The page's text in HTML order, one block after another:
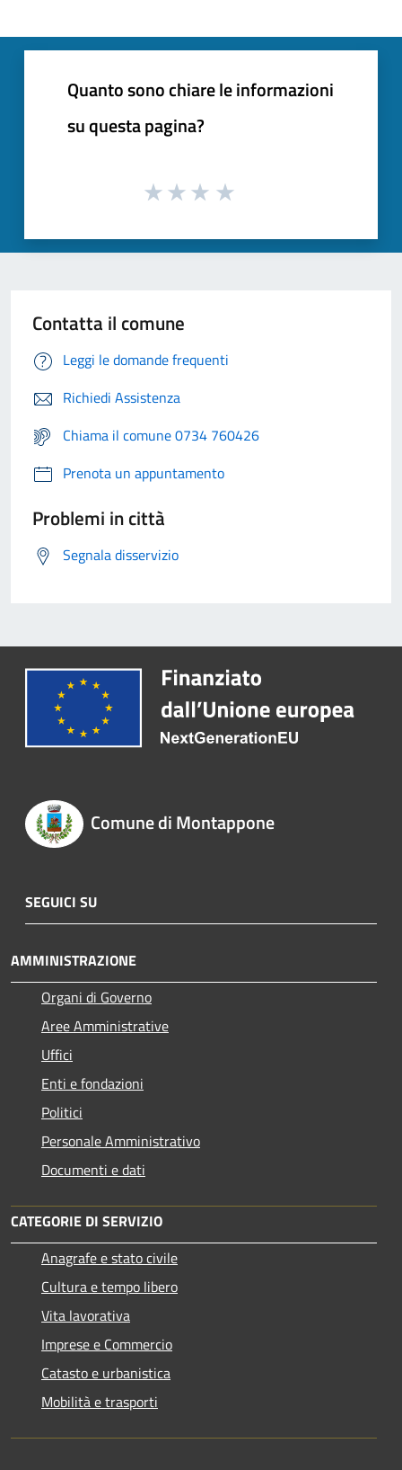
Quanto sono chiare le informazioni
su questa pagina?
Contatta il comune
Leggi le domande frequenti
Richiedi Assistenza
Chiama il comune 0734 760426
Prenota un appuntamento
Problemi in città
Segnala disservizio
Comune di Montappone
SEGUICI SU
AMMINISTRAZIONE
Organi di Governo
Aree Amministrative
Uffici
Enti e fondazioni
Politici
Personale Amministrativo
Documenti e dati
CATEGORIE DI SERVIZIO
Anagrafe e stato civile
Cultura e tempo libero
Vita lavorativa
Imprese e Commercio
Catasto e urbanistica
Mobilità e trasporti